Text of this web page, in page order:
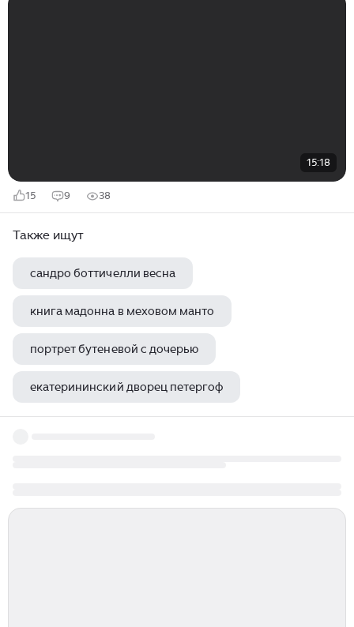
15:18
15 9 38
Также ищут
сандро боттичелли весна
книга мадонна в меховом манто
портрет бутеневой с дочерью
екатерининский дворец петергоф